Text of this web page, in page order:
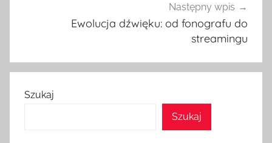
Następny wpis
Ewolucja dźwięku: od fonografu do
streamingu
Szukaj
Szukaj